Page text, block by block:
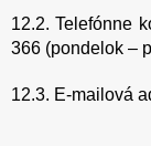
12.2. Telefónne
366 (pondelok –
12.3. E-mailová